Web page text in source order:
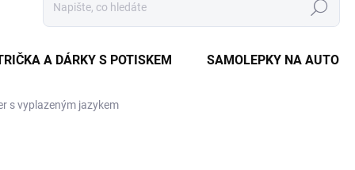
Hledat
A DÁRKY S POTISKEM SAMOLEPKY NA AUTO
s vyplazeným jazykem